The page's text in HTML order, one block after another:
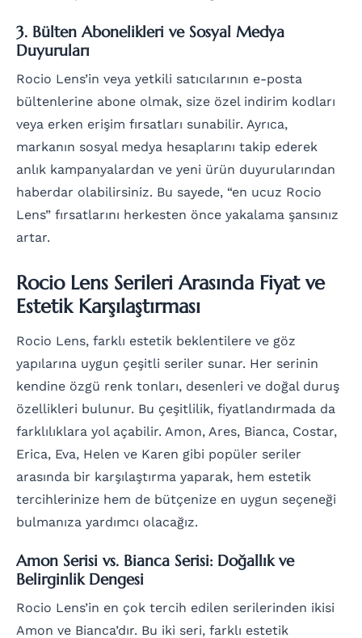
3. Bülten Abonelikleri ve Sosyal Medya
Duyuruları
Rocio Lens’in veya yetkili satıcılarının e-posta
bültenlerine abone olmak, size özel indirim kodları
veya erken erişim fırsatları sunabilir. Ayrıca,
markanın sosyal medya hesaplarını takip ederek
anlık kampanyalardan ve yeni ürün duyurularından
haberdar olabilirsiniz. Bu sayede, “en ucuz Rocio
Lens” fırsatlarını herkesten önce yakalama şansınız
artar.
Rocio Lens Serileri Arasında Fiyat ve
Estetik Karşılaştırması
Rocio Lens, farklı estetik beklentilere ve göz
yapılarına uygun çeşitli seriler sunar. Her serinin
kendine özgü renk tonları, desenleri ve doğal duruş
özellikleri bulunur. Bu çeşitlilik, fiyatlandırmada da
farklılıklara yol açabilir. Amon, Ares, Bianca, Costar,
Erica, Eva, Helen ve Karen gibi popüler seriler
arasında bir karşılaştırma yaparak, hem estetik
tercihlerinize hem de bütçenize en uygun seçeneği
bulmanıza yardımcı olacağız.
Amon Serisi vs. Bianca Serisi: Doğallık ve
Belirginlik Dengesi
Rocio Lens’in en çok tercih edilen serilerinden ikisi
Amon ve Bianca’dır. Bu iki seri, farklı estetik